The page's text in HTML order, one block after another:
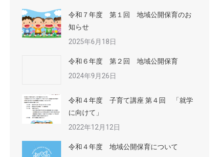
令和７年度 第１回 地域公開保育のお
知らせ
2025年6月18日
令和６年度 第２回 地域公開保育
2024年9月26日
令和４年度 子育て講座 第４回 「就学
に向けて」
2022年12月12日
令和４年度 地域公開保育について